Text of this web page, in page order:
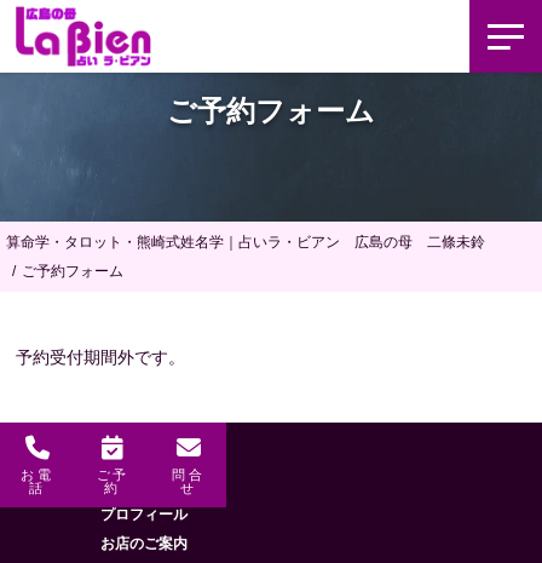
ご予約フォーム
算命学・タロット・熊崎式姓名学｜占いラ・ビアン 広島の母 二條未鈴
ご予約フォーム
予約受付期間外です。
お電
話
ご予
約
問合
せ
メニュー
HOME
プロフィール
お店のご案内